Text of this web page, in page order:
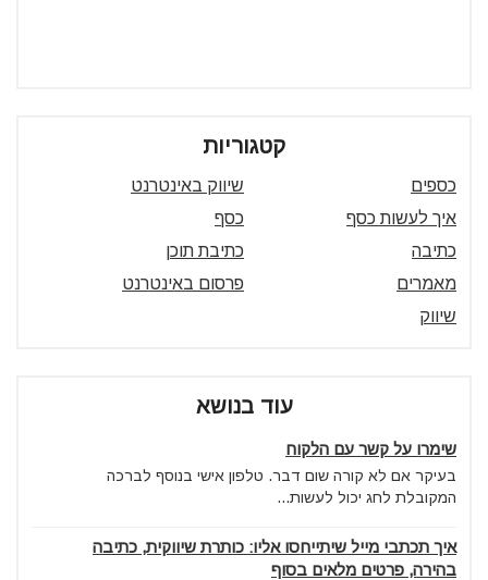
קטגוריות
כספים
שיווק באינטרנט
איך לעשות כסף
כסף
כתיבה
כתיבת תוכן
מאמרים
פרסום באינטרנט
שיווק
עוד בנושא
שימרו על קשר עם הלקוח
בעיקר אם לא קורה שום דבר. טלפון אישי בנוסף לברכה
המקובלת לחג יכול לעשות...
איך תכתבי מייל שיתייחסו אליו: כותרת שיווקית, כתיבה
בהירה, פרטים מלאים בסוף